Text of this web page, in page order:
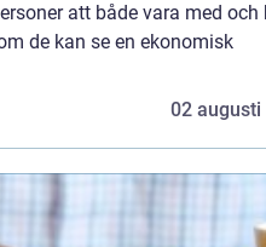
att både vara med och
de kan se en ekonomisk
02 augusti